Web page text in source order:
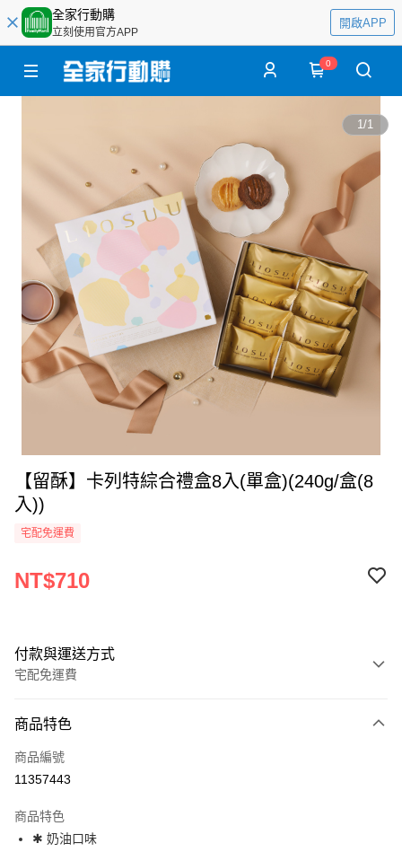
全家行動購
立刻使用官方APP
開啟APP
0
1/1
【留酥】卡列特綜合禮盒8入(單盒)(240g/盒(8
入))
宅配免運費
NT$710
付款與運送方式
宅配免運費
全家線上支付
運送方式
本島宅配-活動商品
免運費
商品特色
商品編號
11357443
商品特色
✱ 奶油口味